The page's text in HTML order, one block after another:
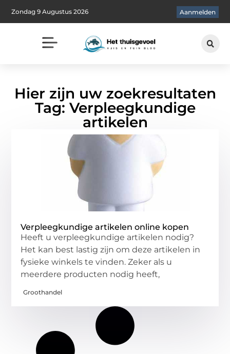
Zondag 9 Augustus 2026 Aanmelden
Hier zijn uw zoekresultaten
Tag: Verpleegkundige
artikelen
Verpleegkundige artikelen online kopen
Heeft u verpleegkundige artikelen nodig?
Het kan best lastig zijn om deze artikelen in
fysieke winkels te vinden. Zeker als u
meerdere producten nodig heeft,
Groothandel